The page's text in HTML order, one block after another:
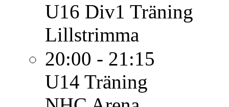
U16 Div1 Träning
Lillstrimma
20:00 - 21:15
U14 Träning